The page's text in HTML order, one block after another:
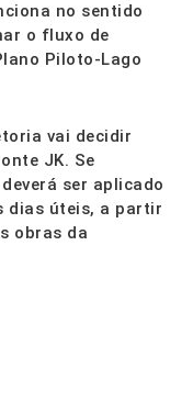
no sentido
o fluxo de
Piloto-Lago
vai decidir
JK. Se
ser aplicado
dias úteis, a partir
obras da